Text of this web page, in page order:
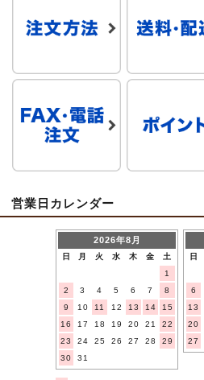
営業日カレンダー
2026年8月
日 月 火 水 木 金
土
1
2
3 4 5 6 7
8
9
10 11 12 13 14
15
16
17 18 19 20 21
22
23
24 25 26 27 28
29
30
31
日
6
13
20
27